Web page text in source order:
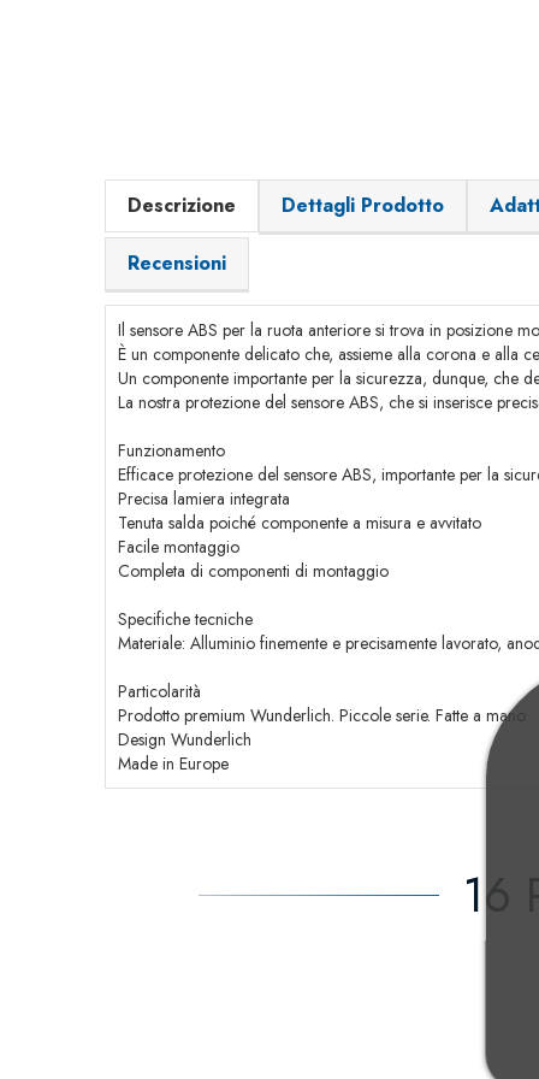
Descrizione Dettagli Prodotto
Recensioni
Il sensore ABS per la ruota anteriore si trova in posizione
È un componente delicato che, assieme alla corona e alla
Un componente importante per la sicurezza, dunque, che
La nostra protezione del sensore ABS, che si inserisce
Funzionamento
Efficace protezione del sensore ABS, importante per la
Precisa lamiera integrata
Tenuta salda poiché componente a misura e avvitato
Facile montaggio
Completa di componenti di montaggio
Specifiche tecniche
Materiale: Alluminio finemente e precisamente lavorato,
Particolarità
Prodotto premium Wunderlich. Piccole serie. Fatte a mano
Design Wunderlich
Made in Europe
16